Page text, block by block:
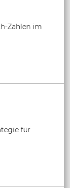
Zahlen im
für